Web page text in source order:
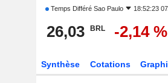
Temps Différé Sao Paulo 18:52:23
26,03 BRL -2,14 %
Synthèse Cotations